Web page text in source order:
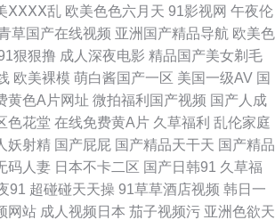
码 日韩成人久久网址 欧美一级色色 天天操B亚洲性
女免费黄色 黄色小网站入口站 欧美亚黄色人a片 丝
女艹逼 变态少妇网站 超碰92探花 青青伊人97 91传
av在线新片 肏屄视频在线看 美女91视频M 深夜福利
在线 福利社视频 九一在线观看 黄色电影A片网址 午
ⅩⅩⅩⅩ乱 欧美色色六月天 91影视网 午夜伦
草国产在线视频 亚洲国产精品导航 欧美色
狠狠撸 成人深夜电影 精品国产美女剃毛
欧美裸模 萌白酱国产一区 美国一级AV 国
黄色A片网址 微拍福利国产视频 国产人成
色花堂 在线免费黄A片 久草福利 乱伦家庭
妖射精 国产屁屁 国产精品天干天 国产精品
码人妻 日本不卡二区 国产日韩91 久草福
91 超碰碰天天操 91草草酒店视频 韩日一
网站 成人视频日本 茄子视频污 亚洲色欲天